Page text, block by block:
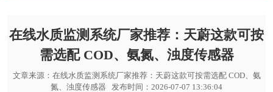
在线水质监测系统厂家推荐：天蔚这款可按
需选配 COD、氨氮、浊度传感器
文章来源： 在线水质监测系统厂家推荐：天蔚这款可按需选配 COD、氨
氮、浊度传感器 发布时间：2026-07-07 13:36:04